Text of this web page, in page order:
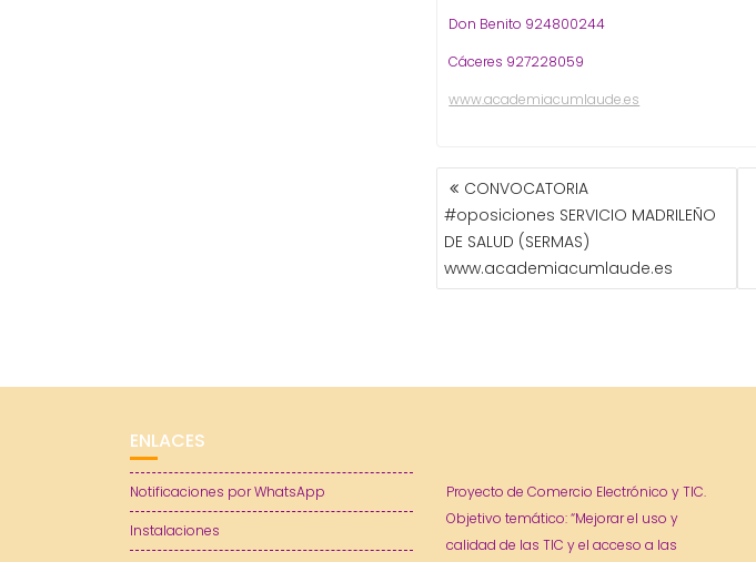
Don Benito 924800244
Cáceres 927228059
www.academiacumlaude.es
NAVEGACIÓN
DE
ENTRADAS
CONVOCATORIA
#oposiciones SERVICIO MADRILEÑO
DE SALUD (SERMAS)
www.academiacumlaude.es
ENLACES
Notificaciones por WhatsApp
Instalaciones
Proyecto de Comercio Electrónico y TIC.
Objetivo temático: “Mejorar el uso y
calidad de las TIC y el acceso a las